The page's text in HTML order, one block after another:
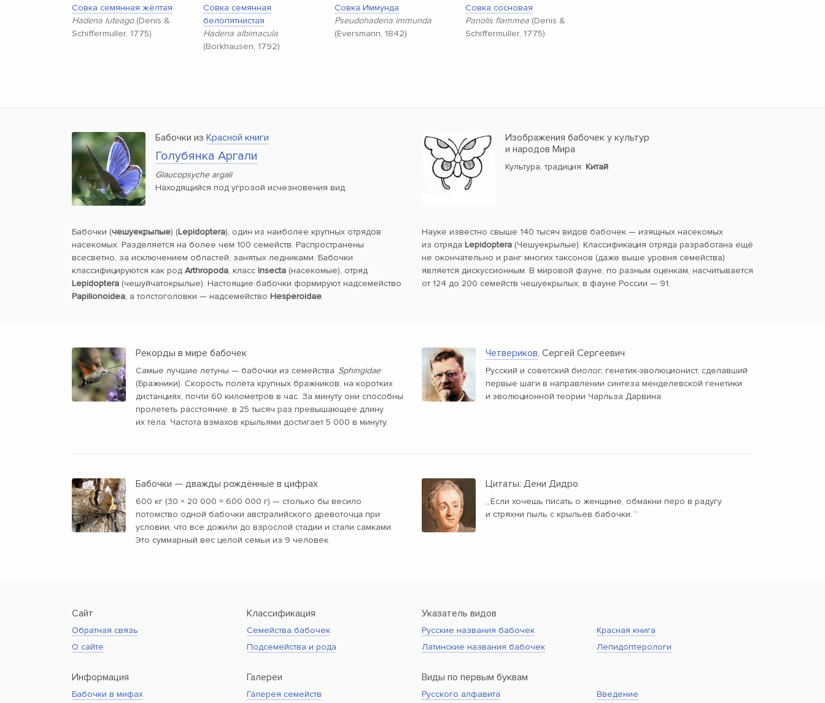
Совка семянная жёлтая
Hadena luteago(Denis &
Schiffermuller, 1775)
Совка семянная
белопятнистая
Hadena albimacula
(Borkhausen, 1792)
Совка Иммунда
Pseudohadena immunda
(Eversmann, 1842)
Совка сосновая
Panolis flammea (Denis &
Schiffermuller, 1775)
Бабочки из Красной книги
Голубянка Аргали
Glaucopsyche argali
Находящийся под угрозой исчезновения вид
Изображения бабочек у культур
и народов Мира
Культура, традиция: Китай
Бабочки (чешуекрылые) (Lepidoptera), один из наиболее крупных отрядов
насекомых. Разделяется на более чем 100 семейств. Распространены
всесветно, за исключением областей, занятых ледниками. Бабочки
классифицируются как род Arthropoda, класс Insecta (насекомые), отряд
Lepidoptera (чешуйчатокрылые). Настоящие бабочки формируют надсемейство
Papilionoidea, а толстоголовки — надсемейство Hesperoidae.
Науке известно свыше 140 тысяч видов бабочек — изящных насекомых
из отряда Lepidoptera (Чешуекрылые). Классификация отряда разработана ещё
не окончательно и ранг многих таксонов (даже выше уровня семейства)
является дискуссионным. В мировой фауне, по разным оценкам, насчитывается
от 124 до 200 семейств чешуекрылых, в фауне России — 91.
Рекорды в мире бабочек
Самые лучшие летуны — бабочки из семейства Sphingidae
(Бражники). Скорость полёта крупных бражников, на коротких
дистанциях, почти 60 километров в час. За минуту они способны
пролететь расстояние, в 25 тысяч раз превышающее длину
их тела. Частота взмахов крыльями достигает 5 000 в минуту.
Четвериков, Сергей Сергеевич
Русский и советский биолог, генетик-эволюционист, сделавший
первые шаги в направлении синтеза менделевской генетики
и эволюционной теории Чарльза Дарвина
Бабочки — дважды рождённые в цифрах
600 кг (30 × 20 000 = 600 000 г) — столько бы весило
потомство одной бабочки австралийского древоточца при
условии, что все дожили до взрослой стадии и стали самками.
Это суммарный вес целой семьи из 9 человек.
Цитаты: Дени Дидро
„Если хочешь писать о женщине, обмакни перо в радугу
и стряхни пыль с крыльев бабочки. “
Сайт
Обратная связь
О сайте
Информация
Бабочки в мифах
Классификация
Семейства бабочек
Подсемейства и рода
Галереи
Галерея семейств
Указатель видов
Русские названия бабочек
Латинские названия бабочек
Виды по первым буквам
Русского алфавита
Красная книга
Лепидоптерологи
Введение